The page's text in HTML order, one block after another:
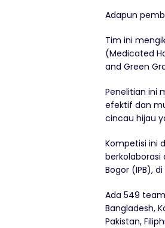
Adapun
Tim ini
(Medicated
and Green
Penelitian ini
efektif dan
cincau hijau
Kompetisi ini
berkolaborasi
Bogor (IPB),
Ada 549
Bangladesh,
Pakistan,